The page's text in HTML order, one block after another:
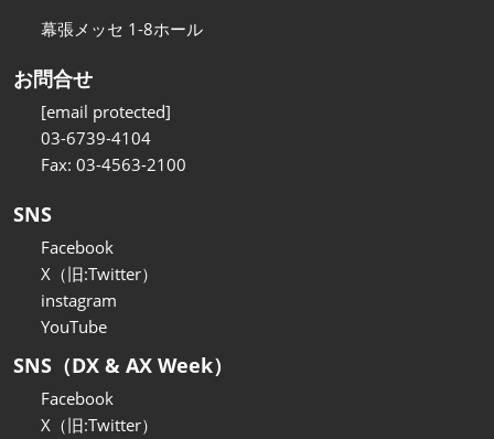
幕張メッセ 1-8ホール
お問合せ
[email protected]
03-6739-4104
Fax: 03-4563-2100
SNS
Facebook
X（旧:Twitter）
instagram
YouTube
SNS（DX & AX Week）
Facebook
X（旧:Twitter）